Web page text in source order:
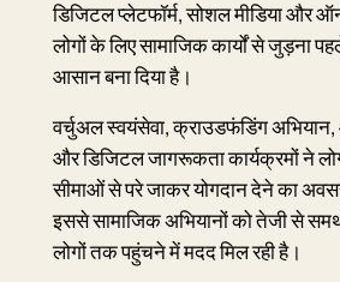
डिजिटल प्लेटफॉर्म, सोशल मीडिया और
लोगों के लिए सामाजिक कार्यों से जुड़ना
आसान बना दिया है।
वर्चुअल स्वयंसेवा, क्राउडफंडिंग
और डिजिटल जागरूकता कार्यक्रमों ने
सीमाओं से परे जाकर योगदान देने का
इससे सामाजिक अभियानों को तेजी से
लोगों तक पहुंचने में मदद मिल रही है।